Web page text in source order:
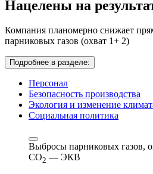
Нацелены на
Компания планомерно снижает
парниковых газов (охват 1+ 2)
Подробнее в разделе:
Персонал
Безопасность производства
Экология и изменение
Социальная политика
Выбросы парниковых газов,
СО2 — ЭКВ